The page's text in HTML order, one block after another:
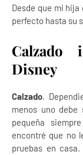
Desde que mi
perfecto hasta su
Calzado
Disney
Calzado.
menos uno
pequeña
encontré que no
pruebas en